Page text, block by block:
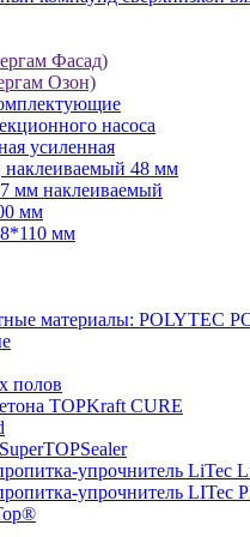
Фасад)
Озон)
насоса
усиленная
48 мм
мм наклеиваемый
мм
мм
материалы: POLYTEC
полов
TOPKraft CURE
упрочнитель LiTec
упрочнитель LITec